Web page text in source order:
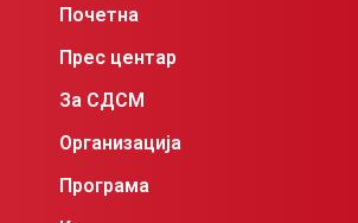
Почетна
Прес центар
За СДСМ
Организација
Програма